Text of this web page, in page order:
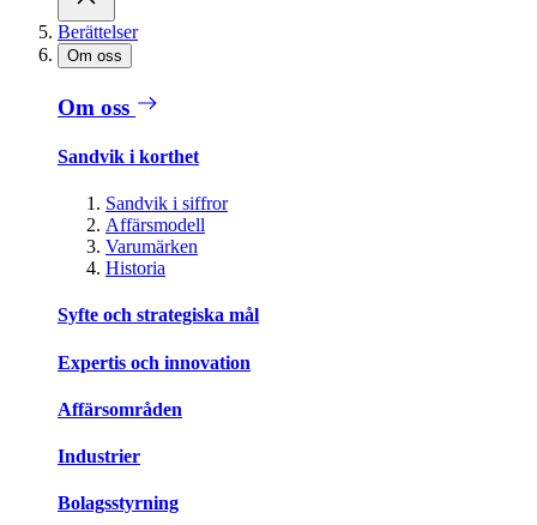
Berättelser
Om oss
Om oss
Sandvik i korthet
Sandvik i siffror
Affärsmodell
Varumärken
Historia
Syfte och strategiska mål
Expertis och innovation
Affärsområden
Industrier
Bolagsstyrning